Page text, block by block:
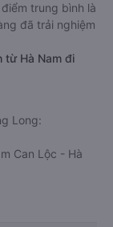
trung bình là
đã trải nghiệm
từ Hà Nam đi
Long:
Can Lộc - Hà